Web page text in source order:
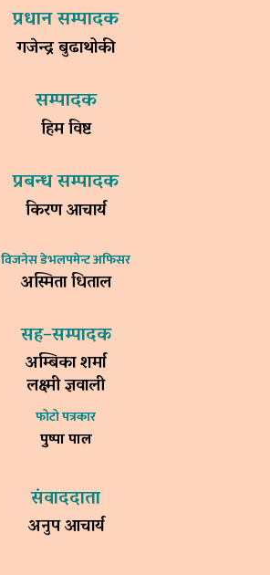
प्रधान सम्पादक
गजेन्द्र बुढाथोकी
सम्पादक
हिम विष्ट
प्रबन्ध सम्पादक
किरण आचार्य
विजनेस डेभलपमेन्ट अफिसर
अस्मिता धिताल
सह–सम्पादक
अम्बिका शर्मा
लक्ष्मी ज्ञवाली
फोटो पत्रकार
पुष्पा पाल
संवाददाता
अनुप आचार्य